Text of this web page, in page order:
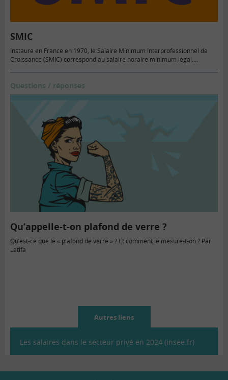
SMIC
Instauré en France en 1970, le Salaire Minimum Interprofessionnel de
Croissance (SMIC) correspond au salaire horaire minimum légal.…
Questions / réponses
Qu’appelle-t-on plafond de verre ?
Qu’est-ce que le « plafond de verre » ? Et comment le mesure-t-on ? Par
Latifa
Autres liens
Les salaires dans le secteur privé en 2024 (insee.fr)